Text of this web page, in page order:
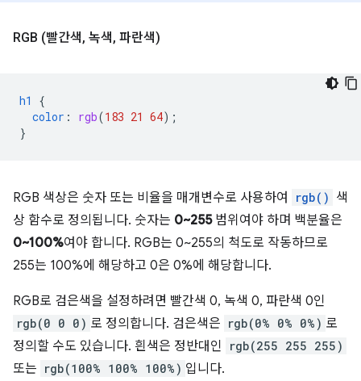
RGB (빨간색, 녹색, 파란색)
h1
{
color : rgb(183 21 64);
}
RGB 색상은 숫자 또는 비율을 매개변수로 사용하여 rgb() 색
상 함수로 정의됩니다. 숫자는 0~255범위여야 하며 백분율은
0~100%여야 합니다. RGB는 0~255의 척도로 작동하므로
255는 100%에 해당하고 0은 0%에 해당합니다.
RGB로 검은색을 설정하려면 빨간색 0, 녹색 0, 파란색 0인
rgb(0 0 0) 로 정의합니다. 검은색은 rgb(0% 0% 0%) 로
정의할 수도 있습니다. 흰색은 정반대인
rgb(255 255 255)
또는 rgb(100% 100% 100%) 입니다.